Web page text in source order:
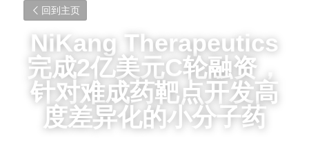
回到主页
NiKang Therapeutics
完成2亿美元C轮融资，
针对难成药靶点开发高
度差异化的小分子药